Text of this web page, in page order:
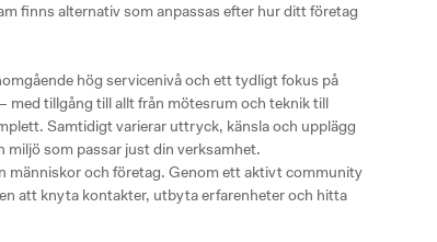
finns alternativ som anpassas efter hur ditt företag
hög servicenivå och ett tydligt fokus på
tillgång till allt från mötesrum och teknik till
Samtidigt varierar uttryck, känsla och upplägg
miljö som passar just din verksamhet.
människor och företag. Genom ett aktivt community
att knyta kontakter, utbyta erfarenheter och hitta